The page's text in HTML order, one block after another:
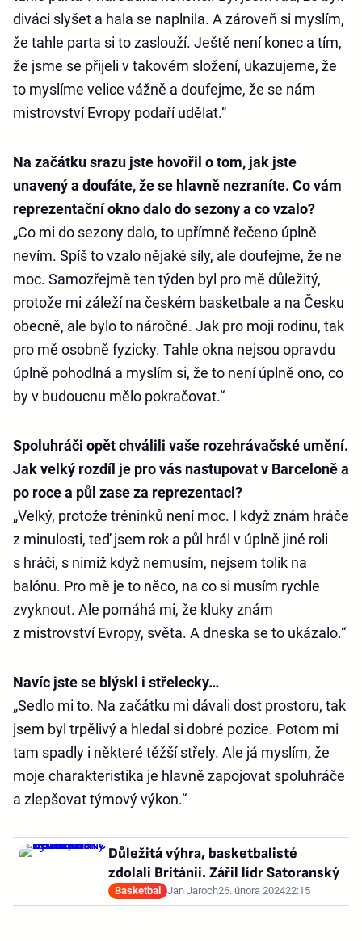
diváci slyšet a hala se naplnila. A zároveň si myslím,
že tahle parta si to zaslouží. Ještě není konec a tím,
že jsme se přijeli v takovém složení, ukazujeme, že
to myslíme velice vážně a doufejme, že se nám
mistrovství Evropy podaří udělat.“
Na začátku srazu jste hovořil o tom, jak jste
unavený a doufáte, že se hlavně nezraníte. Co vám
reprezentační okno dalo do sezony a co vzalo?
„Co mi do sezony dalo, to upřímně řečeno úplně
nevím. Spíš to vzalo nějaké síly, ale doufejme, že ne
moc. Samozřejmě ten týden byl pro mě důležitý,
protože mi záleží na českém basketbale a na Česku
obecně, ale bylo to náročné. Jak pro moji rodinu, tak
pro mě osobně fyzicky. Tahle okna nejsou opravdu
úplně pohodlná a myslím si, že to není úplně ono, co
by v budoucnu mělo pokračovat.“
Spoluhráči opět chválili vaše rozehrávačské umění.
Jak velký rozdíl je pro vás nastupovat v Barceloně a
po roce a půl zase za reprezentaci?
„Velký, protože tréninků není moc. I když znám hráče
z minulosti, teď jsem rok a půl hrál v úplně jiné roli
s hráči, s nimiž když nemusím, nejsem tolik na
balónu. Pro mě je to něco, na co si musím rychle
zvyknout. Ale pomáhá mi, že kluky znám
z mistrovství Evropy, světa. A dneska se to ukázalo.“
Navíc jste se blýskl i střelecky…
„Sedlo mi to. Na začátku mi dávali dost prostoru, tak
jsem byl trpělivý a hledal si dobré pozice. Potom mi
tam spadly i některé těžší střely. Ale já myslím, že
moje charakteristika je hlavně zapojovat spoluhráče
a zlepšovat týmový výkon.“
Důležitá výhra, basketbalisté
zdolali Británii. Zářil lídr Satoranský
Basketbal Jan Jaroch26. února 202422:15